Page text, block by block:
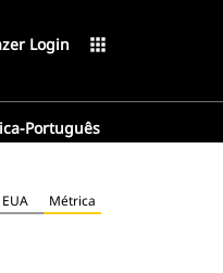
Login apps
Português
EUA Métrica